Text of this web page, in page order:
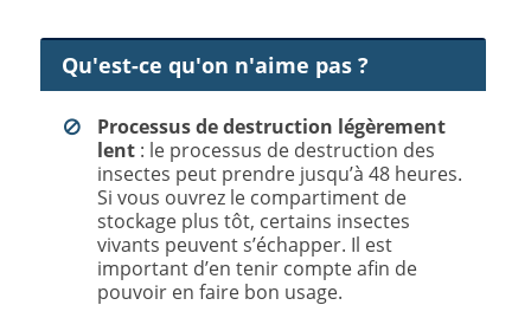
Qu'est-ce qu'on n'aime pas ?
Processus dedestruction légèrement
lent : le processus de destruction des
insectes peut prendre jusqu’à 48 heures.
Si vous ouvrez le compartiment de
stockage plus tôt, certains insectes
vivants peuvent s’échapper. Il est
important d’en tenir compte afin de
pouvoir en faire bon usage.